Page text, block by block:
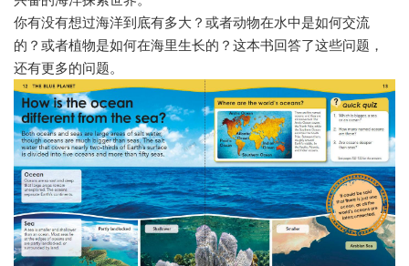
你有没有想过海洋到底有多大？或者动物在水中是如何交流
的？或者植物是如何在海里生长的？这本书回答了这些问题，
还有更多的问题。